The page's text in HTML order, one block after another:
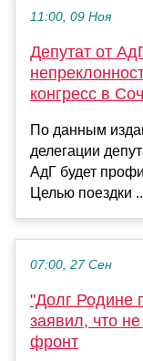
11:00, 09 Ноя
Депутат от
конгресс в
По данным
делегации
АдГ будет
Целью поездки
07:00, 27 Сен
"Долг Родине
заявил, что
фронт